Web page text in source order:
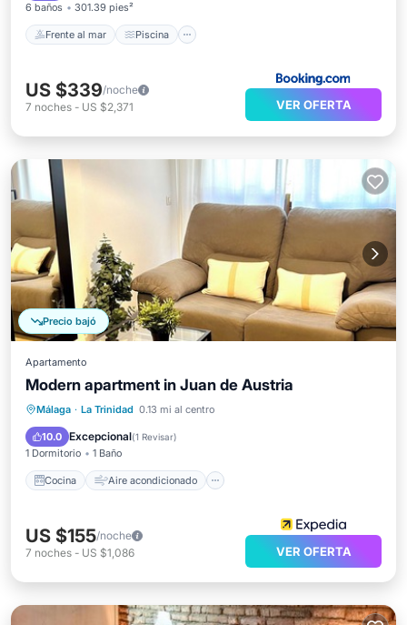
6 baños 301.39 pies²
Frente al mar Piscina
US $339/noche
7 noches - US $2,371 VER OFERTA
Precio bajó
Apartamento
Modern apartment in Juan de Austria
Málaga · La Trinidad 0.13 mi al centro
10.0 Excepcional(1 Revisar)
1 Dormitorio 1 Baño
Cocina Aire acondicionado
Cocina Aire acondicionado
Apto para niños
US $155/noche
7 noches - US $1,086 VER OFERTA